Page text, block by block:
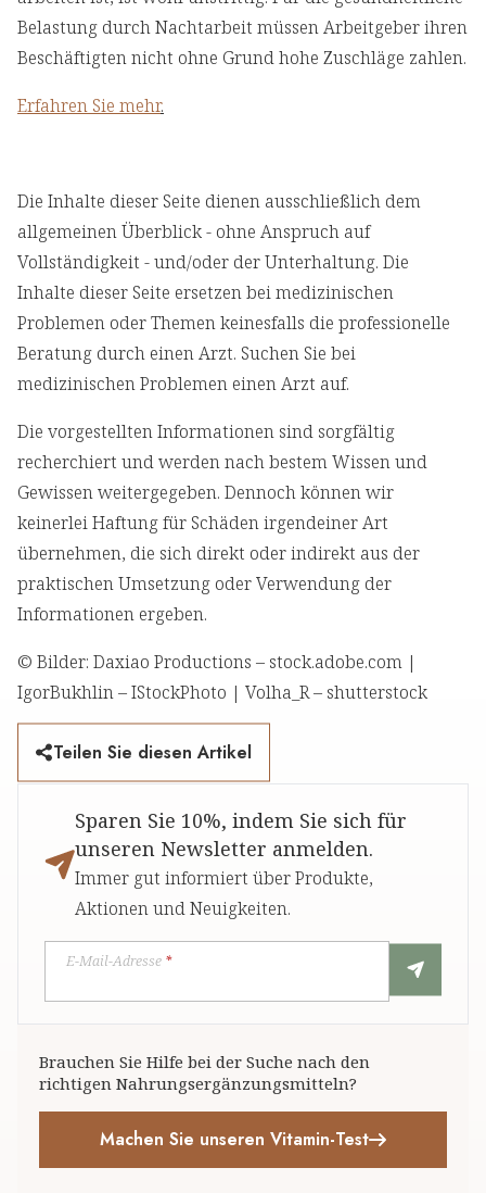
Belastung durch Nachtarbeit müssen Arbeitgeber ihren
Beschäftigten nicht ohne Grund hohe Zuschläge zahlen.
Erfahren Sie mehr.
Die Inhalte dieser Seite dienen ausschließlich dem
allgemeinen Überblick - ohne Anspruch auf
Vollständigkeit - und/oder der Unterhaltung. Die
Inhalte dieser Seite ersetzen bei medizinischen
Problemen oder Themen keinesfalls die professionelle
Beratung durch einen Arzt. Suchen Sie bei
medizinischen Problemen einen Arzt auf.
Die vorgestellten Informationen sind sorgfältig
recherchiert und werden nach bestem Wissen und
Gewissen weitergegeben. Dennoch können wir
keinerlei Haftung für Schäden irgendeiner Art
übernehmen, die sich direkt oder indirekt aus der
praktischen Umsetzung oder Verwendung der
Informationen ergeben.
© Bilder: Daxiao Productions – stock.adobe.com |
IgorBukhlin – IStockPhoto | Volha_R – shutterstock
Teilen Sie diesen Artikel
Sparen Sie 10%, indem Sie sich für
unseren Newsletter anmelden.
Immer gut informiert über Produkte,
Aktionen und Neuigkeiten.
E-Mail-Adresse *
Brauchen Sie Hilfe bei der Suche nach den
richtigen Nahrungsergänzungsmitteln?
Machen Sie unseren Vitamin-Test